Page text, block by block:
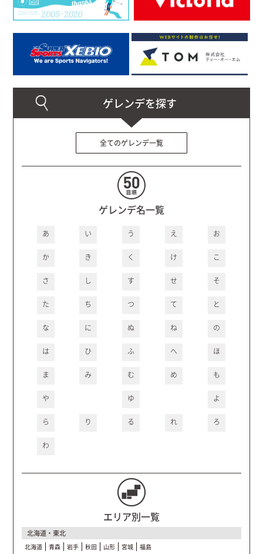
全てのゲレンデ一覧
ゲレンデ名一覧
あ い う え お
か き く け こ
さ し す せ そ
た ち つ て と
な に ぬ ね の
は ひ ふ へ ほ
ま み む め も
や ゆ よ
ら り る れ ろ
わ
エリア別一覧
北海道・東北
北海道 青森 岩手 秋田 山形 宮城 福島